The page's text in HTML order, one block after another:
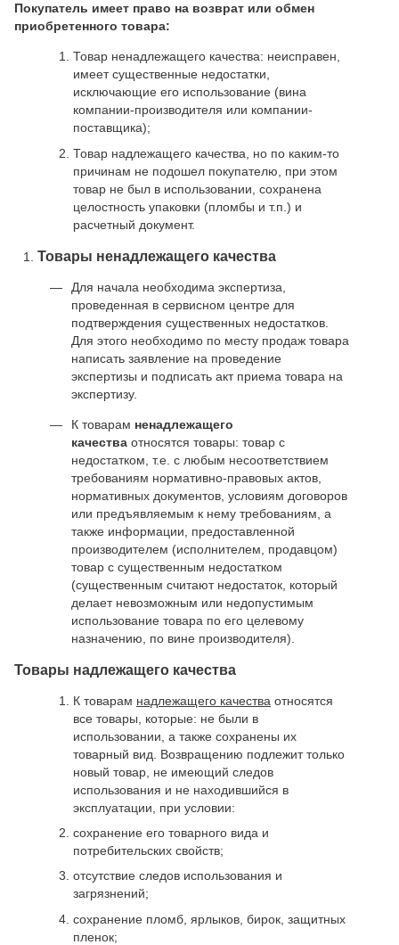
Покупатель имеет право на возврат или обмен
приобретенного товара:
Товар ненадлежащего качества: неисправен,
имеет существенные недостатки,
исключающие его использование (вина
компании-производителя или компании-
поставщика);
Товар надлежащего качества, но по каким-то
причинам не подошел покупателю, при этом
товар не был в использовании, сохранена
целостность упаковки (пломбы и т.п.) и
расчетный документ.
Товары ненадлежащего качества
Для начала необходима экспертиза,
проведенная в сервисном центре для
подтверждения существенных недостатков.
Для этого необходимо по месту продаж товара
написать заявление на проведение
экспертизы и подписать акт приема товара на
экспертизу.
К товарам ненадлежащего
качества относятся товары: товар с
недостатком, т.е. с любым несоответствием
требованиям нормативно-правовых актов,
нормативных документов, условиям договоров
или предъявляемым к нему требованиям, а
также информации, предоставленной
производителем (исполнителем, продавцом)
товар с существенным недостатком
(существенным считают недостаток, который
делает невозможным или недопустимым
использование товара по его целевому
назначению, по вине производителя).
Товары надлежащего качества
К товарам надлежащего качества относятся
все товары, которые: не были в
использовании, а также сохранены их
товарный вид. Возвращению подлежит только
новый товар, не имеющий следов
использования и не находившийся в
эксплуатации, при условии:
сохранение его товарного вида и
потребительских свойств;
отсутствие следов использования и
загрязнений;
сохранение пломб, ярлыков, бирок, защитных
пленок;